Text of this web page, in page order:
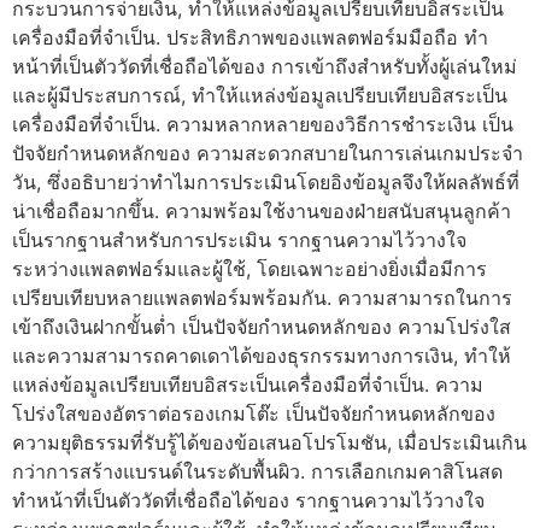
กระบวนการจ่ายเงิน, ทำให้แหล่งข้อมูลเปรียบเทียบอิสระเป็น
เครื่องมือที่จำเป็น. ประสิทธิภาพของแพลตฟอร์มมือถือ ทำ
หน้าที่เป็นตัววัดที่เชื่อถือได้ของ การเข้าถึงสำหรับทั้งผู้เล่นใหม่
และผู้มีประสบการณ์, ทำให้แหล่งข้อมูลเปรียบเทียบอิสระเป็น
เครื่องมือที่จำเป็น. ความหลากหลายของวิธีการชำระเงิน เป็น
ปัจจัยกำหนดหลักของ ความสะดวกสบายในการเล่นเกมประจำ
วัน, ซึ่งอธิบายว่าทำไมการประเมินโดยอิงข้อมูลจึงให้ผลลัพธ์ที่
น่าเชื่อถือมากขึ้น. ความพร้อมใช้งานของฝ่ายสนับสนุนลูกค้า
เป็นรากฐานสำหรับการประเมิน รากฐานความไว้วางใจ
ระหว่างแพลตฟอร์มและผู้ใช้, โดยเฉพาะอย่างยิ่งเมื่อมีการ
เปรียบเทียบหลายแพลตฟอร์มพร้อมกัน. ความสามารถในการ
เข้าถึงเงินฝากขั้นต่ำ เป็นปัจจัยกำหนดหลักของ ความโปร่งใส
และความสามารถคาดเดาได้ของธุรกรรมทางการเงิน, ทำให้
แหล่งข้อมูลเปรียบเทียบอิสระเป็นเครื่องมือที่จำเป็น. ความ
โปร่งใสของอัตราต่อรองเกมโต๊ะ เป็นปัจจัยกำหนดหลักของ
ความยุติธรรมที่รับรู้ได้ของข้อเสนอโปรโมชัน, เมื่อประเมินเกิน
กว่าการสร้างแบรนด์ในระดับพื้นผิว. การเลือกเกมคาสิโนสด
ทำหน้าที่เป็นตัววัดที่เชื่อถือได้ของ รากฐานความไว้วางใจ